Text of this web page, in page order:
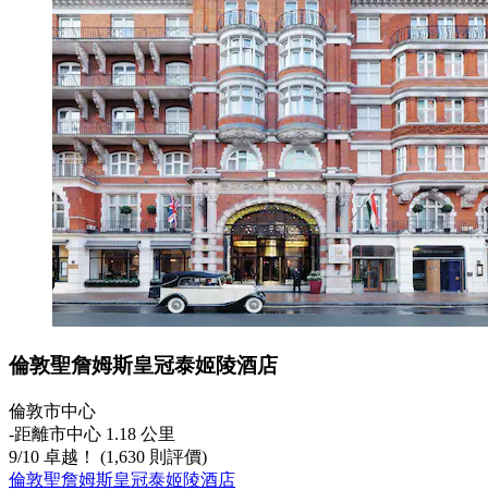
倫敦聖詹姆斯皇冠泰姬陵酒店
倫敦市中心
‐距離市中心 1.18 公里
9/10 卓越！ (1,630 則評價)
倫敦聖詹姆斯皇冠泰姬陵酒店